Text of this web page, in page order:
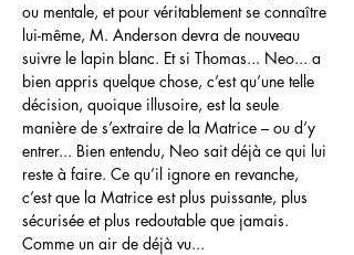
ou mentale, et pour véritablement se connaître
lui-même, M. Anderson devra de nouveau
suivre le lapin blanc. Et si Thomas... Neo... a
bien appris quelque chose, c’est qu’une telle
décision, quoique illusoire, est la seule
manière de s’extraire de la Matrice – ou d’y
entrer... Bien entendu, Neo sait déjà ce qui lui
reste à faire. Ce qu’il ignore en revanche,
c’est que la Matrice est plus puissante, plus
sécurisée et plus redoutable que jamais.
Comme un air de déjà vu...